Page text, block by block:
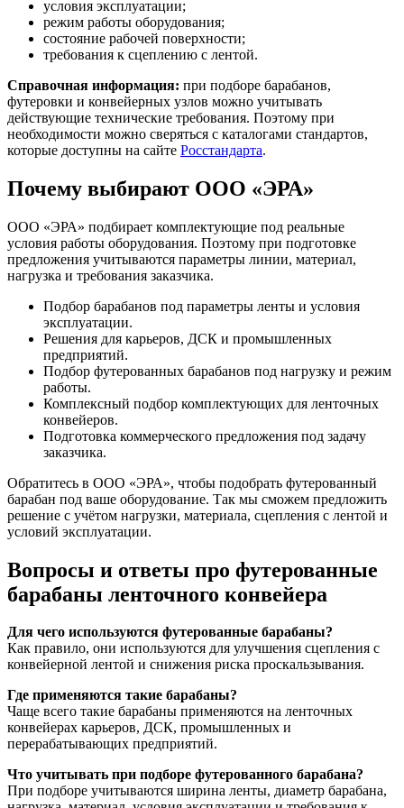
условия эксплуатации;
режим работы оборудования;
состояние рабочей поверхности;
требования к сцеплению с лентой.
Справочная информация: при подборе барабанов,
футеровки и конвейерных узлов можно учитывать
действующие технические требования. Поэтому при
необходимости можно сверяться с каталогами стандартов,
которые доступны на сайте Росстандарта.
Почему выбирают ООО «ЭРА»
ООО «ЭРА» подбирает комплектующие под реальные
условия работы оборудования. Поэтому при подготовке
предложения учитываются параметры линии, материал,
нагрузка и требования заказчика.
Подбор барабанов под параметры ленты и условия
эксплуатации.
Решения для карьеров, ДСК и промышленных
предприятий.
Подбор футерованных барабанов под нагрузку и режим
работы.
Комплексный подбор комплектующих для ленточных
конвейеров.
Подготовка коммерческого предложения под задачу
заказчика.
Обратитесь в ООО «ЭРА», чтобы подобрать футерованный
барабан под ваше оборудование. Так мы сможем предложить
решение с учётом нагрузки, материала, сцепления с лентой и
условий эксплуатации.
Вопросы и ответы про футерованные
барабаны ленточного конвейера
Для чего используются футерованные барабаны?
Как правило, они используются для улучшения сцепления с
конвейерной лентой и снижения риска проскальзывания.
Где применяются такие барабаны?
Чаще всего такие барабаны применяются на ленточных
конвейерах карьеров, ДСК, промышленных и
перерабатывающих предприятий.
Что учитывать при подборе футерованного барабана?
При подборе учитываются ширина ленты, диаметр барабана,